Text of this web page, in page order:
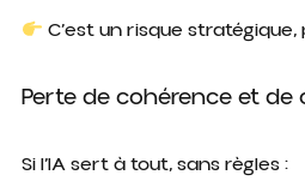
C’est un risque
Perte de cohérence et de
Si l’IA sert à tout, sans règles :